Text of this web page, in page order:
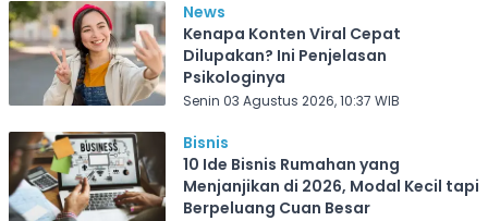
News
Kenapa Konten Viral Cepat
Dilupakan? Ini Penjelasan
Psikologinya
Senin 03 Agustus 2026, 10:37 WIB
Bisnis
10 Ide Bisnis Rumahan yang
Menjanjikan di 2026, Modal Kecil tapi
Berpeluang Cuan Besar